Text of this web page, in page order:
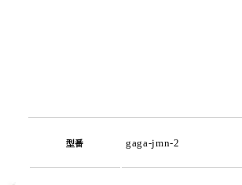
型番 gaga-jmn-2